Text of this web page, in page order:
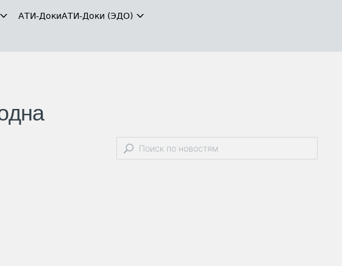
АТИ-ДокиАТИ-Доки (ЭДО)